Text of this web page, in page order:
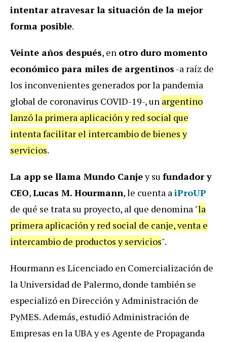
intentar atravesar la situación de la mejor
forma posible.
Veinte años después, en otro duro momento
económico para miles de argentinos -a raíz de
los inconvenientes generados por la pandemia
global de coronavirus COVID-19-, un argentino
lanzó la primera aplicación y red social que
intenta facilitar el intercambio de bienes y
servicios.
La app se llama Mundo Canjey su fundador y
CEO,Lucas M. Hourmann, le cuenta aiProUP
de qué se trata su proyecto, al que denomina "la
primera aplicación y red social de canje, venta e
intercambio de productos y servicios".
Hourmann es Licenciado en Comercialización de
la Universidad de Palermo, donde también se
especializó en Dirección y Administración de
PyMES. Además, estudió Administración de
Empresas en la UBA y es Agente de Propaganda